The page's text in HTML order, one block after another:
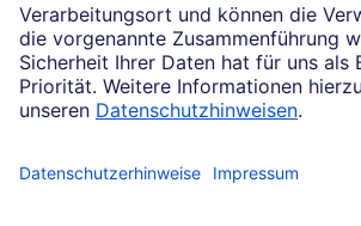
Impressum
Konditionen und Preise
Rechtliche Hinweise
Datenschutz
Ihr Feedback zur Website